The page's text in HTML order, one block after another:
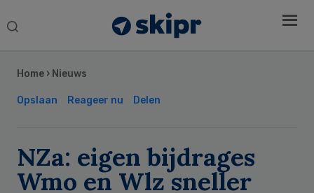
Search
Home › Nieuws
Opslaan Reageer nu Delen
NZa: eigen bijdrages
Wmo en Wlz sneller
Sidebar